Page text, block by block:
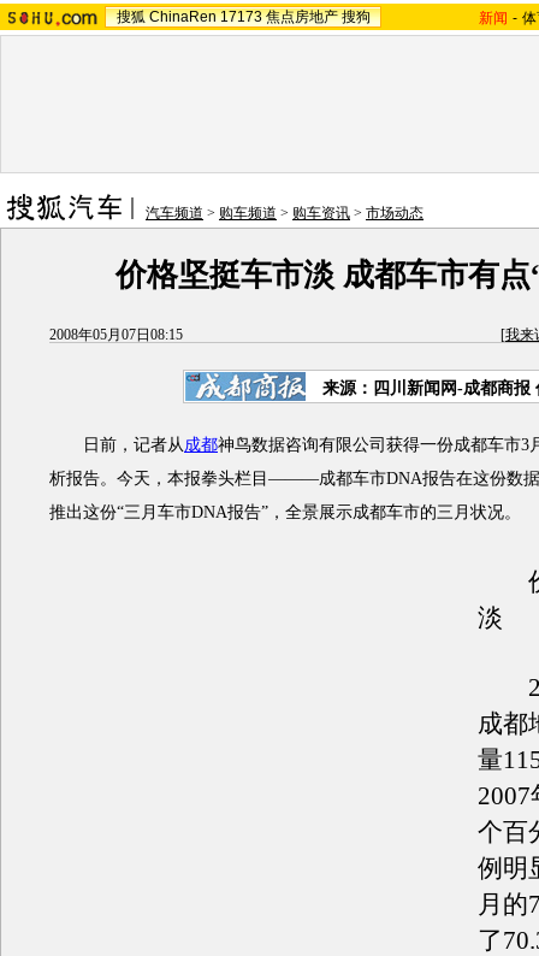
搜狐 ChinaRen 17173 焦点房地产 搜狗 新闻 -
汽车频道 > 购车频道 > 购车资讯 > 市场动态
价格坚挺车市淡 成都车市有点
2008年05月07日08:15 [我来
来源：四川新闻网-成都商报
日前，记者从成都神鸟数据咨询有限公司获得一份成都车市3
析报告。今天，本报拳头栏目———成都车市DNA报告在这份数
推出这份“三月车市DNA报告”，全景展示成都车市的三月状况。
价
淡
成都
量
个百
例明
月的
了